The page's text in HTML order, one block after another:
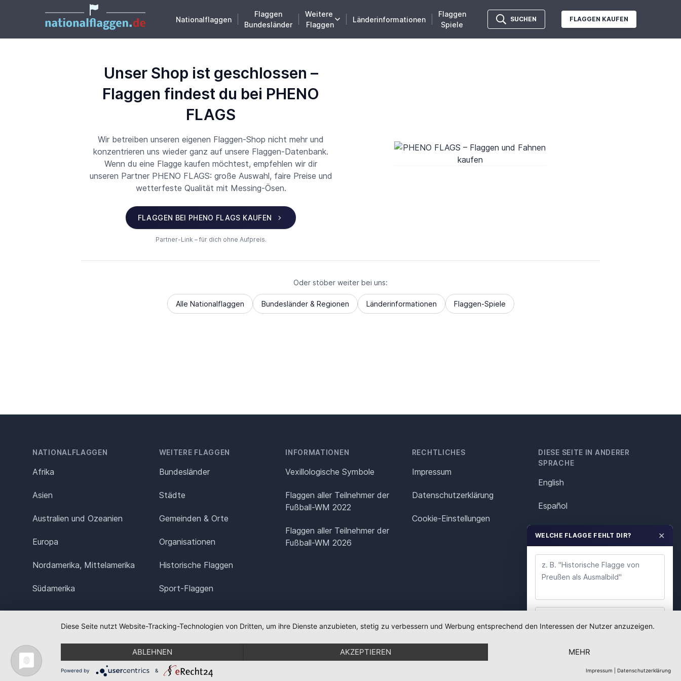
Nationalflaggen
Flaggen
Bundesländer
Weitere
Flaggen
Länderinformationen
Flaggen
Spiele
SUCHEN FLAGGEN KAUFEN
Unser Shop ist geschlossen –
Flaggen findest du bei PHENO
FLAGS
Wir betreiben unseren eigenen Flaggen-Shop nicht mehr und
konzentrieren uns wieder ganz auf unsere Flaggen-Datenbank.
Wenn du eine Flagge kaufen möchtest, empfehlen wir dir
unseren Partner PHENO FLAGS: große Auswahl, faire Preise und
wetterfeste Qualität mit Messing-Ösen.
FLAGGEN BEI PHENO FLAGS KAUFEN
Partner-Link – für dich ohne Aufpreis.
Oder stöber weiter bei uns:
Alle Nationalflaggen Bundesländer & Regionen Länderinformationen Flaggen-Spiele
NATIONALFLAGGEN
Afrika
Asien
Australien und Ozeanien
Europa
Nordamerika, Mittelamerika
Südamerika
WEITERE FLAGGEN
Bundesländer
Städte
Gemeinden & Orte
Organisationen
Historische Flaggen
Sport-Flaggen
INFORMATIONEN
Vexillologische Symbole
Flaggen aller Teilnehmer der
Fußball-WM 2022
Flaggen aller Teilnehmer der
Fußball-WM 2026
RECHTLICHES
Impressum
Datenschutz­erklärung
Cookie-Einstellungen
DIESE SEITE IN ANDERER
SPRACHE
English
Español
Italiano
Polska
Português
Nederlands
WELCHE FLAGGE FEHLT DIR? ✕
Diese Seite nutzt Website-Tracking-Technologien von Dritten, um ihre Dienste anzubieten, stetig zu verbessern und Werbung entsprechend den Interessen der Nutzer anzuzeigen.
ABLEHNEN AKZEPTIEREN MEHR
Powered by & Impressum Datenschutzerklärung